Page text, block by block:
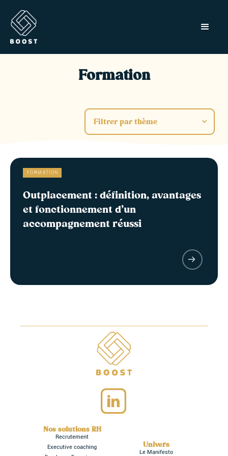
Formation
Filtrer par thème
FORMATION
Outplacement : définition, avantages
et fonctionnement d’un
accompagnement réussi
Nos solutions RH
Recrutement
Executive coaching
Univers
Le Manifesto